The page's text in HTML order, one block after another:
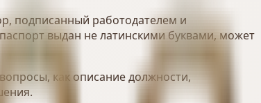
подписанный работодателем и
выдан не латинскими буквами, может
как описание должности,